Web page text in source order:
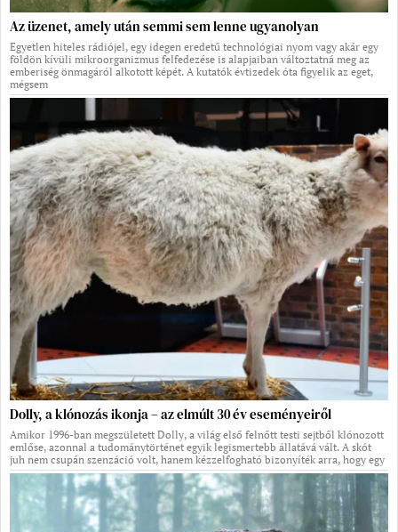
Az üzenet, amely után semmi sem lenne ugyanolyan
Egyetlen hiteles rádiójel, egy idegen eredetű technológiai nyom vagy akár egy
földön kívüli mikroorganizmus felfedezése is alapjaiban változtatná meg az
emberiség önmagáról alkotott képét. A kutatók évtizedek óta figyelik az eget,
mégsem
Dolly, a klónozás ikonja – az elmúlt 30 év eseményeiről
Amikor 1996-ban megszületett Dolly, a világ első felnőtt testi sejtből klónozott
emlőse, azonnal a tudománytörténet egyik legismertebb állatává vált. A skót
juh nem csupán szenzáció volt, hanem kézzelfogható bizonyíték arra, hogy egy